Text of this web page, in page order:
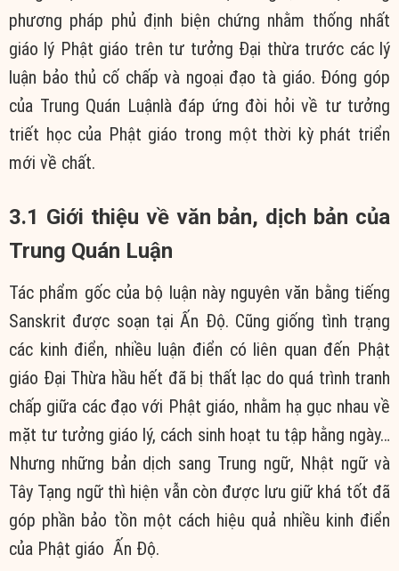
phương pháp phủ định biện chứng nhằm thống nhất
giáo lý Phật giáo trên tư tưởng Đại thừa trước các lý
luận bảo thủ cố chấp và ngoại đạo tà giáo. Đóng góp
của Trung Quán Luậnlà đáp ứng đòi hỏi về tư tưởng
triết học của Phật giáo trong một thời kỳ phát triển
mới về chất.
3.1 Giới thiệu về văn bản, dịch bản của
Trung Quán Luận
Tác phẩm gốc của bộ luận này nguyên văn bằng tiếng
Sanskrit được soạn tại Ấn Độ. Cũng giống tình trạng
các kinh điển, nhiều luận điển có liên quan đến Phật
giáo Đại Thừa hầu hết đã bị thất lạc do quá trình tranh
chấp giữa các đạo với Phật giáo, nhằm hạ gục nhau về
mặt tư tưởng giáo lý, cách sinh hoạt tu tập hằng ngày…
Nhưng những bản dịch sang Trung ngữ, Nhật ngữ và
Tây Tạng ngữ thì hiện vẫn còn được lưu giữ khá tốt đã
góp phần bảo tồn một cách hiệu quả nhiều kinh điển
của Phật giáo Ấn Độ.